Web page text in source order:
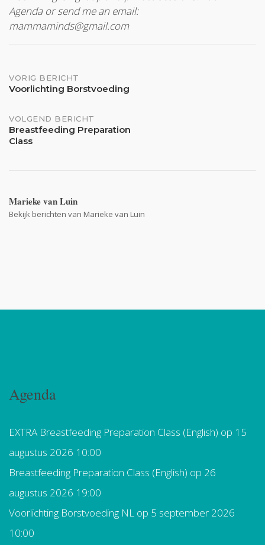
Agenda or send me an email:
mammaminds@gmail.com
Bericht
VORIG BERICHT
Voorlichting Borstvoeding
VOLGEND BERICHT
Breastfeeding Preparation
Class
Marieke van Luin
Bekijk berichten van Marieke van Luin
Agenda
EXTRA Breastfeeding Preparation Class (English) op 15
augustus 2026 10:00
Breastfeeding Preparation Class (English) op 26
augustus 2026 19:00
Voorlichting Borstvoeding NL op 5 september 2026
10:00